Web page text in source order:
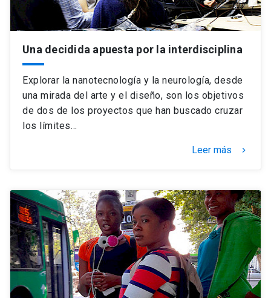
Una decidida apuesta por la interdisciplina
Explorar la nanotecnología y la neurología, desde
una mirada del arte y el diseño, son los objetivos
de dos de los proyectos que han buscado cruzar
los límites…
Leer más keyboard_arrow_right